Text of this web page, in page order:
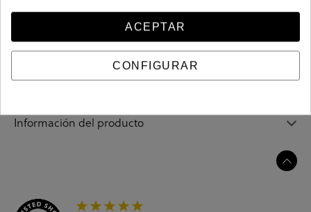
Información del producto
ACEPTAR
CONFIGURAR